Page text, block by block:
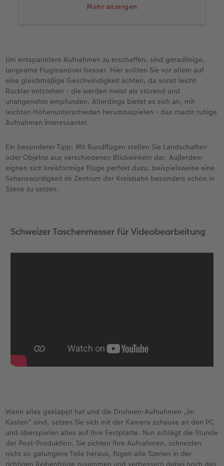
Mehr anzeigen
Nichts ist ärgerlicher, als wenn Sie den perfekten
reduzieren und zu neutralisieren. Damit können
Sie ganz einfach Überbelichtungen durch die
Sonne oder durch Reflexionen verhindern. Die
Farben bleiben erhalten und die Bilder wirken
durch die stärkeren Kontraste sogar noch
eindrucksvoller.
sich vor die Augen setzen. Damit können Sie
quasi mit den Augen der Drohne sehen. Der Dreh
mit einer Drohne wird durch eine solche FPV-Brille
zu einem ganz besonderen Erlebnis. So wird es
natürlich auch viel einfacher, die Drohne perfekt
Um entspanntere Aufnahmen zu erschaffen, sind geradlinige,
langsame Flugmanöver besser. Hier sollten Sie vor allem auf
eine gleichmäßige Geschwindigkeit achten, da sonst leicht
Ruckler entstehen - die werden meist als störend und
unangenehm empfunden. Allerdings bietet es sich an, mit
leichten Höhenunterschieden herumzuspielen - das macht ruhige
Aufnahmen interessanter.
Ein besonderer Tipp: Mit Rundflügen stellen Sie Landschaften
oder Objekte aus verschiedenen Blickwinkeln dar. Außerdem
eignen sich kreisförmige Flüge perfekt dazu, beispielsweise eine
Sehenswürdigkeit im Zentrum der Kreisbahn besonders schön in
Szene zu setzen.
Schweizer Taschenmesser für Videobearbeitung
Wenn alles geklappt hat und die Drohnen-Aufnahmen „im
Kasten“ sind, setzen Sie sich mit der Kamera zuhause an den PC
und überspielen alles auf Ihre Festplatte. Nun schlägt die Stunde
der Post-Produktion. Sie sichten Ihre Aufnahmen, schneiden
nicht so gelungene Teile heraus, fügen alle Szenen in der